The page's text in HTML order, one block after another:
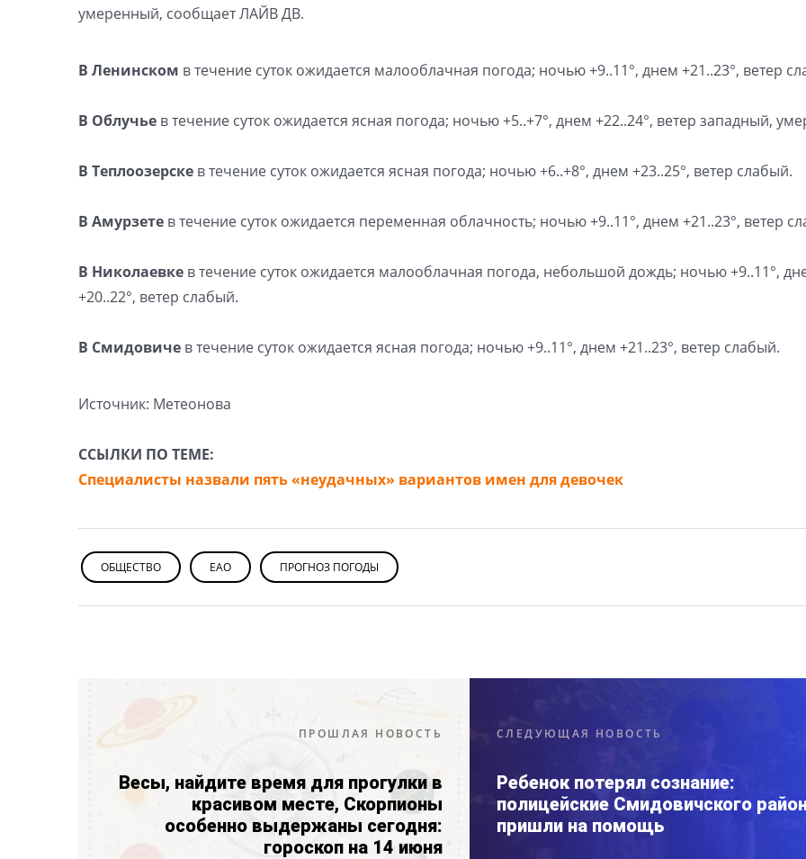
умеренный, сообщает ЛАЙВ ДВ.
В Ленинском в течение суток ожидается малооблачная погода; ночью +9..11°, днем +21..23°, ветер
В Облучье в течение суток ожидается ясная погода; ночью +5..+7°, днем +22..24°, ветер западный,
В Теплоозерске в течение суток ожидается ясная погода; ночью +6..+8°, днем +23..25°, ветер слабый.
В Амурзете в течение суток ожидается переменная облачность; ночью +9..11°, днем +21..23°, ветер
В Николаевке в течение суток ожидается малооблачная погода, небольшой дождь; ночью +9..11°,
+20..22°, ветер слабый.
В Смидовиче в течение суток ожидается ясная погода; ночью +9..11°, днем +21..23°, ветер слабый.
Источник: Метеонова
ССЫЛКИ ПО ТЕМЕ:
Специалисты назвали пять «неудачных» вариантов имен для девочек
ОБЩЕСТВО ЕАО ПРОГНОЗ ПОГОДЫ
ПРОШЛАЯ НОВОСТЬ
Весы, найдите время для прогулки в
красивом месте, Скорпионы
особенно выдержаны сегодня:
гороскоп на 14 июня
СЛЕДУЮЩАЯ НОВОСТЬ
Ребенок потерял сознание:
полицейские Смидовичского
пришли на помощь